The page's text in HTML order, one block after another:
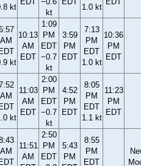
kt
kt
1.0 kt
AM
EDT
kt
10:13
AM
EDT
1:09
PM
EDT
−0.7
kt
3:59
PM
EDT
7:13
PM
EDT
1.0 kt
10:36
PM
EDT
AM
EDT
kt
11:03
AM
EDT
2:00
PM
EDT
−0.7
kt
4:52
PM
EDT
8:05
PM
EDT
1.1 kt
11:23
PM
EDT
AM
EDT
11:51
AM
2:50
PM
EDT
5:43
PM
8:55
PM
EDT